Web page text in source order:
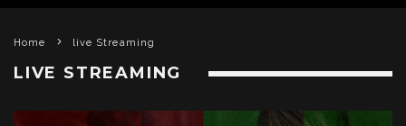
Home live Streaming
LIVE STREAMING